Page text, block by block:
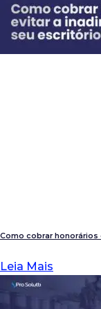
Como cobrar honorários
Leia Mais